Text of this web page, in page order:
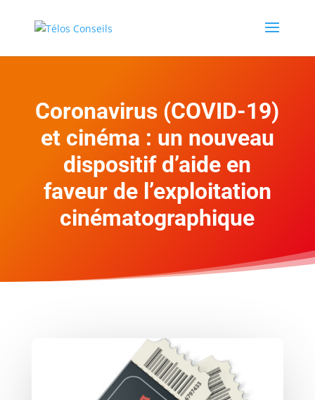
Coronavirus (COVID-19)
et cinéma : un nouveau
dispositif d’aide en
faveur de l’exploitation
cinématographique